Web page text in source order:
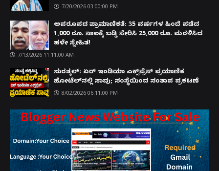
7/20/2026 03:00:00 PM
ಅಪರೂಪದ ಪ್ರಾಮಾಣಿಕತೆ: 35 ವರ್ಷಗಳ ಹಿಂದೆ ಪಡೆದ
1,000 ರೂ. ಸಾಲಕ್ಕೆ ಬಡ್ಡಿ ಸೇರಿಸಿ 25,000 ರೂ. ಮರಳಿಸಿದ
ಹಳೇ ಸ್ನೇಹಿತ!
7/13/2026 11:11:00 AM
ಸುರತ್ಕಲ್: ಏರ್ ಇಂಡಿಯಾ ಎಕ್ಸ್‌ಪ್ರೆಸ್ ಪ್ರಯಾಣಿಕ
ಹೋಟೆಲ್‌ನಲ್ಲಿ ಸಾವು; ಸಂಸ್ಥೆಯಿಂದ ಸಂತಾಪ ಪ್ರಕಟಣೆ
8/02/2026 06:11:00 PM